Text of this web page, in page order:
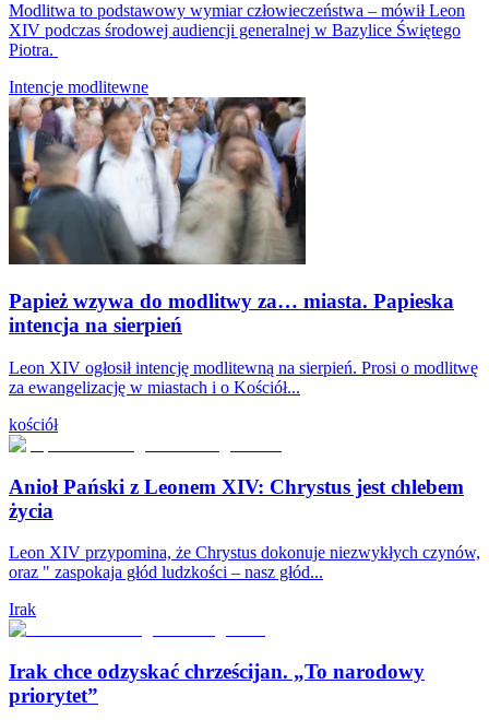
Modlitwa to podstawowy wymiar człowieczeństwa – mówił Leon
XIV podczas środowej audiencji generalnej w Bazylice Świętego
Piotra.
Intencje modlitewne
Papież wzywa do modlitwy za… miasta. Papieska
intencja na sierpień
Leon XIV ogłosił intencję modlitewną na sierpień. Prosi o modlitwę
za ewangelizację w miastach i o Kościół...
kościół
Anioł Pański z Leonem XIV: Chrystus jest chlebem
życia
Leon XIV przypomina, że Chrystus dokonuje niezwykłych czynów,
oraz " zaspokaja głód ludzkości – nasz głód...
Irak
Irak chce odzyskać chrześcijan. „To narodowy
priorytet”